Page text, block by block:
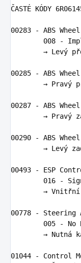
ČASTÉ KÓDY 6
00283 - ABS Wheel
008
-
        →
Levý př
00285 - ABS Wheel
        →
Pravý p
00287 - ABS Wheel
        →
Pravý
00290 - ABS Wheel
        →
Levý
00493 - ESP
016
-
        →
Vnitřní
00778 - Steering
005
- No
        →
Nutná
01044 - Control